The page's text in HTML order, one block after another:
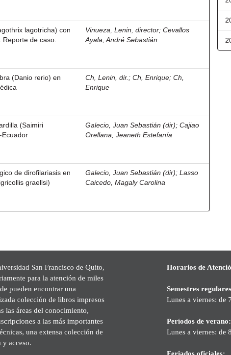
lagotricha) con
de caso.
Vinueza, Lenin, director;Cevallos
Ayala, André Sebastián
(Danio rerio) en
Ch, Lenin, dir. ;Ch, Enrique;Ch,
Enrique
(Saimiri
Ecuador
Galecio, Juan Sebastián (dir);Cajiao
Orellana, Jeaneth Estefanía
de dirofilariasis en
graellsi)
Galecio, Juan Sebastián (dir);Lasso
Caicedo, Magaly Carolina
San Francisco de Quito,
para la atención de miles
pueden encontrar una
colección de libros impresos
las áreas del conocimiento,
a las más importantes
una extensa colección de
y acceso.
Horarios de
Semestres
Lunes a viernes: de
Períodos de verano:
Lunes a viernes: de
Feriados oficiales: